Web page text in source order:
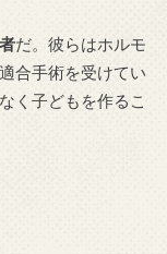
だ。彼らはホルモ
合手術を受けてい
く子どもを作るこ